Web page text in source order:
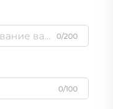
0/200
0/100